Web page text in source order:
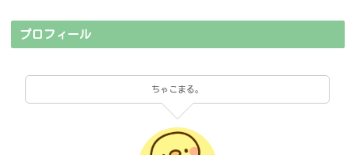
プロフィール
ちゃこまる。